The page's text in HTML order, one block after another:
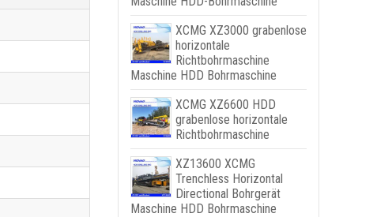
XCMG XZ3000 grabenlose
horizontale
Richtbohrmaschine
Maschine HDD Bohrmaschine
XCMG XZ6600 HDD
grabenlose horizontale
Richtbohrmaschine
XZ13600 XCMG
Trenchless Horizontal
Directional Bohrgerät
Maschine HDD Bohrmaschine